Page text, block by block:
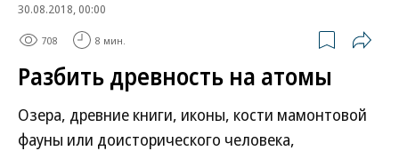
30.08.2018, 00:00
708 8 мин.
Разбить древность на атомы
Озера, древние книги, иконы, кости мамонтовой
фауны или доисторического человека,